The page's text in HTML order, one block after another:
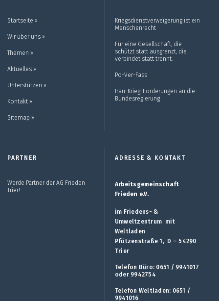
Startseite ››
Wir über uns ››
Themen ››
Aktuelles ››
Unterstützen ››
Kontakt ››
Sitemap ››
Kriegsdienstverweigerung ist ein
Menschenrecht
Für eine Gesellschaft, die
schützt statt ausgrenzt, die
verbindet statt trennt.
Po-Ver-Fass
Iran-Krieg: Forderungen an die
Bundesregierung
PARTNER
Werde Partner der AG Frieden
Trier!
ADRESSE & KONTAKT
Arbeitsgemeinschaft
Frieden e.V.
im Friedens- &
Umweltzentrum mit
Weltladen
Pfützenstraße 1, D – 54290
Trier
Telefon Büro: 0651 / 9941017
oder 9942754
Telefon Weltladen: 0651 /
9941016